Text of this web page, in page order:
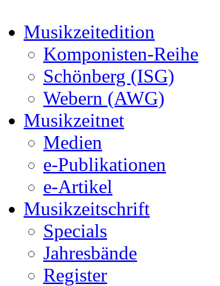
Musikzeitedition
Komponisten-Reihe
Schönberg (ISG)
Webern (AWG)
Musikzeitnet
Medien
e-Publikationen
e-Artikel
Musikzeitschrift
Specials
Jahresbände
Register